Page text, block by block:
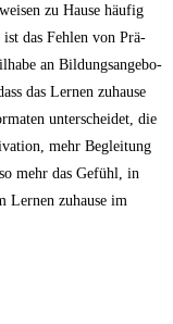
zu Hau­se häu­fig
ist das Feh­len von Prä­
an Bil­dungs­an­ge­bo­
das Ler­nen zuhau­se
unter­schei­det, die
mehr Beglei­tung
mehr das Gefühl, in
Ler­nen zuhau­se im